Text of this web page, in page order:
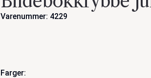
Varenummer: 4229
Farger: